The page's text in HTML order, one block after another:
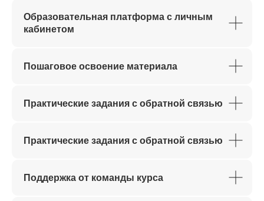
Образовательная платформа с личным
кабинетом
Пошаговое освоение материала
Практические задания с обратной связью
Практические задания с обратной связью
Поддержка от команды курса